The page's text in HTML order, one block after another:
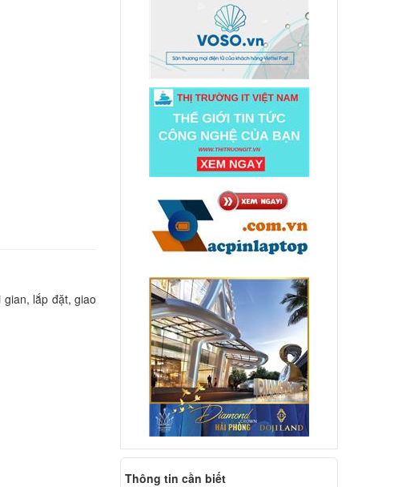
Keyboardlắp đặt, giao
Thông tin cần biết